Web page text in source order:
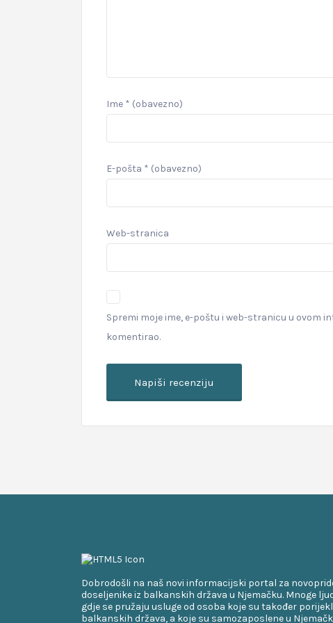
Ime * (obavezno)
E-pošta * (obavezno)
Web-stranica
Spremi moje ime, e-poštu i web-stranicu u ovom
komentirao.
Dobrodošli na naš novi informacijski portal za
doseljenike iz balkanskih država u Njemačku. Mnoge
gdje se pružaju usluge od osoba koje su također
balkanskih država, a koje su samozaposlene u